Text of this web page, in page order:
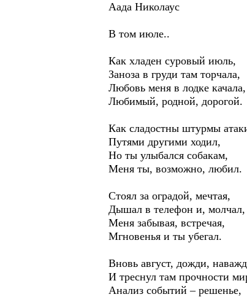
Аада Николаус
В том июле..
Как хладен суровый июль,
Заноза в груди там торчала,
Любовь меня в лодке качала,
Любимый, родной, дорогой.
Как сладостны штурмы
Путями другими ходил,
Но ты улыбался собакам,
Меня ты, возможно, любил.
Стоял за оградой, мечтая,
Дышал в телефон и, молчал,
Меня забывая, встречая,
Мгновенья и ты убегал.
Вновь август, дожди,
И треснул там прочности
Анализ событий – решенье,